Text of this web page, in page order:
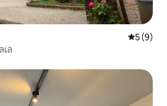
คะแนนเฉ
5 (9)
เล